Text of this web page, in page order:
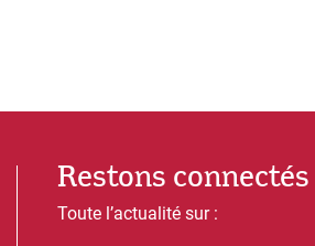
Restons connectés
Toute l’actualité sur :